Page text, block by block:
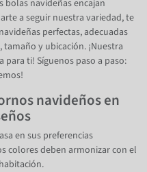
bolas navideñas encajan
a seguir nuestra variedad, te
perfectas, adecuadas
y ubicación. ¡Nuestra
para ti! Síguenos paso a paso:
navideños en
en sus preferencias
colores deben armonizar con el